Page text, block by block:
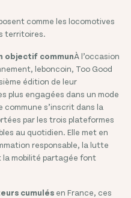
comme les locomotives
territoires.
objectif communÀ l’occasion
leboncoin, Too Good
édition de leur
plus engagées dans un mode
s’inscrit dans la
par les trois plateformes
au quotidien. Elle met en
responsable, la lutte
mobilité partagée font
cumulés en France, ces